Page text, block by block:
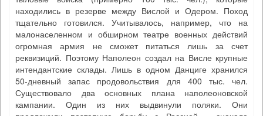
находились в резерве между Вислой и Одером. Поход
тщательно готовился. Учитывалось, например, что на
малонаселенном и обширном театре военных действий
огромная армия не сможет питаться лишь за счет
реквизиций. Поэтому Наполеон создал на Висле крупные
интендантские склады. Лишь в одном Данциге хранился
50-дневный запас продовольствия для 400 тыс. чел.
Существовало два основных плана наполеоновской
кампании. Один из них выдвинули поляки. Они